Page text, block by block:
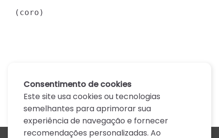
(coro)
Consentimento de cookies
Este site usa cookies ou tecnologias
semelhantes para aprimorar sua
experiência de navegação e fornecer
recomendações personalizadas. Ao